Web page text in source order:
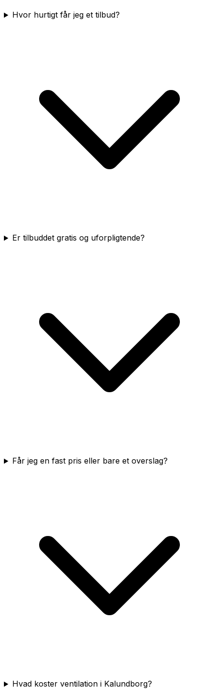
Hvor hurtigt får jeg et tilbud?
Er tilbuddet gratis og uforpligtende?
Får jeg en fast pris eller bare et overslag?
Hvad koster ventilation i Kalundborg?